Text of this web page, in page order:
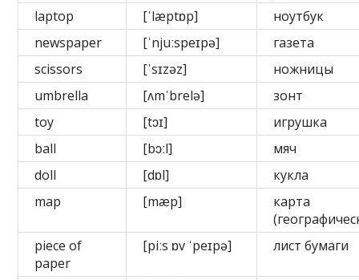
laptop
[ˈlæptɒp]
ноутбук
newspaper
[ˈnjuːspeɪpə]
газета
scissors
[ˈsɪzəz]
ножницы
umbrella
[ʌmˈbrelə]
зонт
toy
[tɔɪ]
игрушка
ball
[bɔːl]
мяч
doll
[dɒl]
кукла
map
[mæp]
карта
piece of
paper
[piːs ɒv ˈpeɪpə] лист бумаги